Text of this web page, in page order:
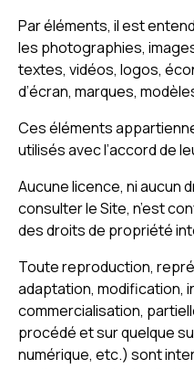
Par éléments, il est
les photographies,
textes, vidéos, logos,
d’écran, marques,
Ces éléments
utilisés avec l’accord de
Aucune licence, ni aucun
consulter le Site, n’est
des droits de propriété
Toute reproduction,
adaptation, modification,
commercialisation,
procédé et sur quelque
numérique, etc.) sont